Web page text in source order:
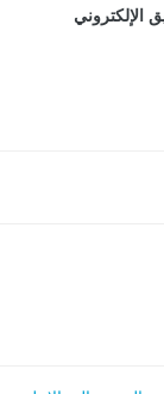
الإلكتروني